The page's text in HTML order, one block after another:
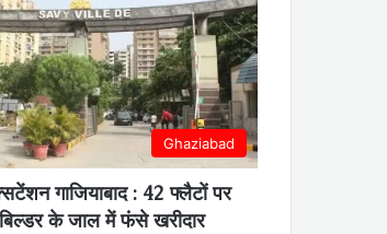
Ghaziabad
गाजियाबाद : 42 फ्लैटों पर
के जाल में फंसे खरीदार